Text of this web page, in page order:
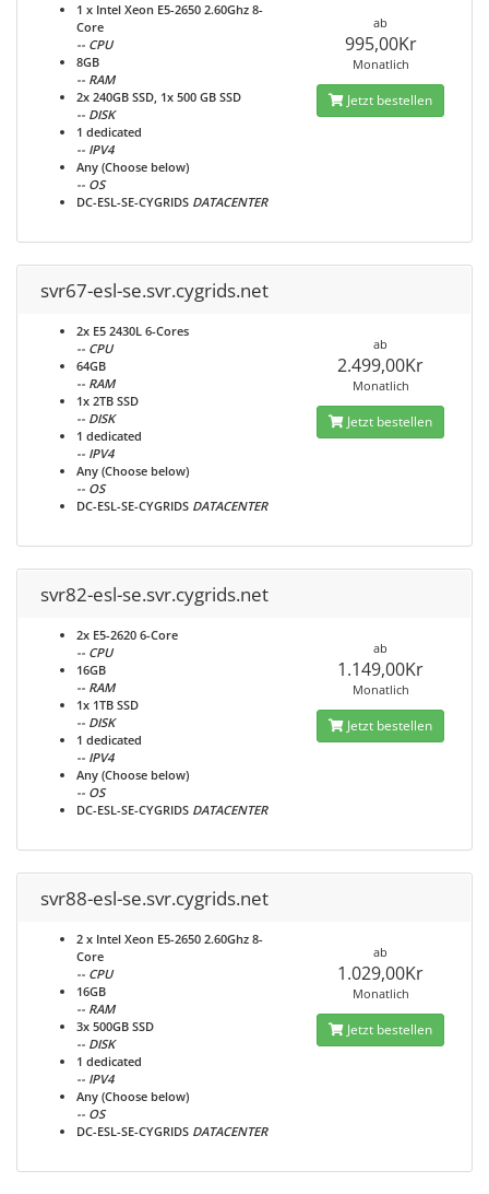
1 x Intel Xeon E5-2650 2.60Ghz 8-
Core
-- CPU
8GB
-- RAM
2x 240GB SSD, 1x 500 GB SSD
-- DISK
1 dedicated
-- IPV4
Any (Choose below)
-- OS
DC-ESL-SE-CYGRIDS DATACENTER
ab
995,00Kr
Monatlich
Jetzt bestellen
svr67-esl-se.svr.cygrids.net
2x E5 2430L 6-Cores
-- CPU
64GB
-- RAM
1x 2TB SSD
-- DISK
1 dedicated
-- IPV4
Any (Choose below)
-- OS
DC-ESL-SE-CYGRIDS DATACENTER
ab
2.499,00Kr
Monatlich
Jetzt bestellen
svr82-esl-se.svr.cygrids.net
2x E5-2620 6-Core
-- CPU
16GB
-- RAM
1x 1TB SSD
-- DISK
1 dedicated
-- IPV4
Any (Choose below)
-- OS
DC-ESL-SE-CYGRIDS DATACENTER
ab
1.149,00Kr
Monatlich
Jetzt bestellen
svr88-esl-se.svr.cygrids.net
2 x Intel Xeon E5-2650 2.60Ghz 8-
Core
-- CPU
16GB
-- RAM
3x 500GB SSD
-- DISK
1 dedicated
-- IPV4
Any (Choose below)
-- OS
DC-ESL-SE-CYGRIDS DATACENTER
ab
1.029,00Kr
Monatlich
Jetzt bestellen